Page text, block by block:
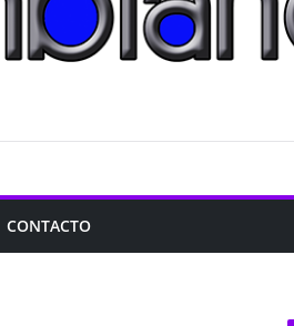
CONTACTO